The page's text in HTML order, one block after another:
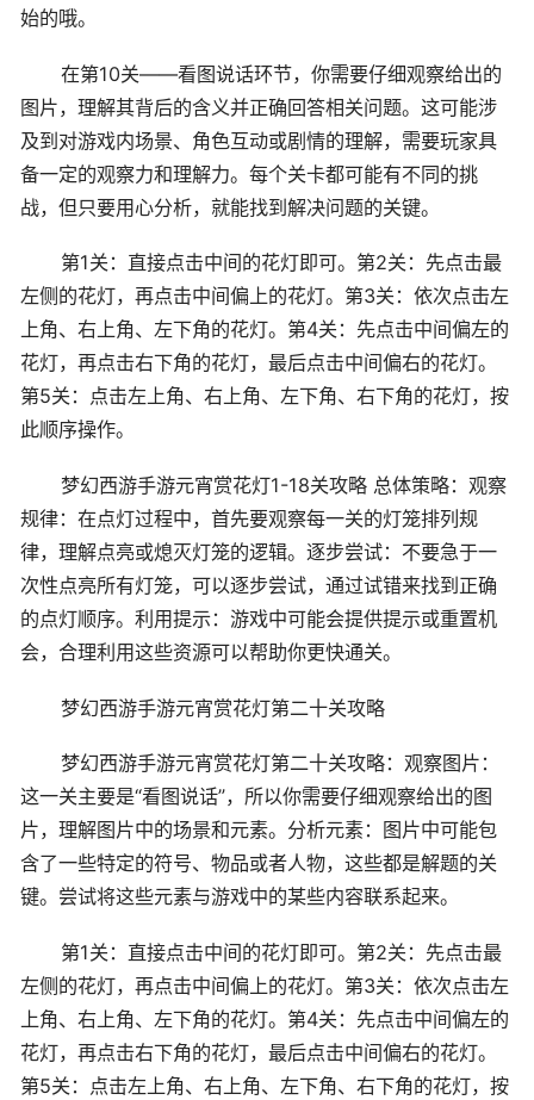
始的哦。
在第10关——看图说话环节，你需要仔细观察给出的
图片，理解其背后的含义并正确回答相关问题。这可能涉
及到对游戏内场景、角色互动或剧情的理解，需要玩家具
备一定的观察力和理解力。每个关卡都可能有不同的挑
战，但只要用心分析，就能找到解决问题的关键。
第1关：直接点击中间的花灯即可。第2关：先点击最
左侧的花灯，再点击中间偏上的花灯。第3关：依次点击左
上角、右上角、左下角的花灯。第4关：先点击中间偏左的
花灯，再点击右下角的花灯，最后点击中间偏右的花灯。
第5关：点击左上角、右上角、左下角、右下角的花灯，按
此顺序操作。
梦幻西游手游元宵赏花灯1-18关攻略 总体策略：观察
规律：在点灯过程中，首先要观察每一关的灯笼排列规
律，理解点亮或熄灭灯笼的逻辑。逐步尝试：不要急于一
次性点亮所有灯笼，可以逐步尝试，通过试错来找到正确
的点灯顺序。利用提示：游戏中可能会提供提示或重置机
会，合理利用这些资源可以帮助你更快通关。
梦幻西游手游元宵赏花灯第二十关攻略
梦幻西游手游元宵赏花灯第二十关攻略：观察图片：
这一关主要是“看图说话”，所以你需要仔细观察给出的图
片，理解图片中的场景和元素。分析元素：图片中可能包
含了一些特定的符号、物品或者人物，这些都是解题的关
键。尝试将这些元素与游戏中的某些内容联系起来。
第1关：直接点击中间的花灯即可。第2关：先点击最
左侧的花灯，再点击中间偏上的花灯。第3关：依次点击左
上角、右上角、左下角的花灯。第4关：先点击中间偏左的
花灯，再点击右下角的花灯，最后点击中间偏右的花灯。
第5关：点击左上角、右上角、左下角、右下角的花灯，按